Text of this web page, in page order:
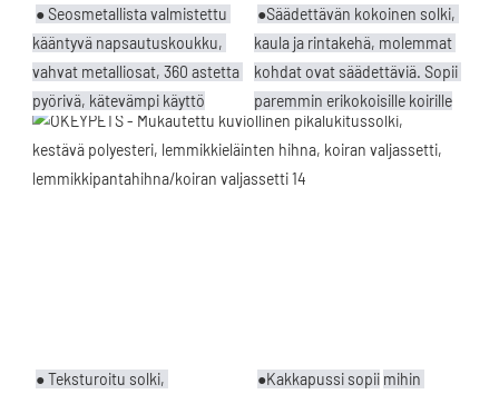
● Seosmetallista valmistettu
kääntyvä napsautuskoukku,
vahvat metalliosat, 360 astetta
pyörivä, kätevämpi käyttö
●Säädettävän kokoinen solki,
kaula ja rintakehä, molemmat
kohdat ovat säädettäviä. Sopii
paremmin erikokoisille koirille
● Teksturoitu solki,
●Kakkapussi sopii mihin